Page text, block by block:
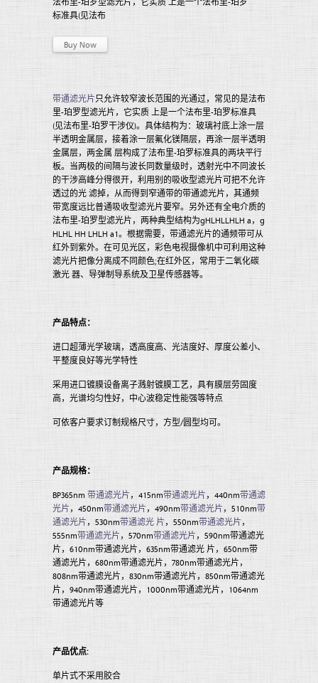
标准具(见法布
Buy Now
带通滤光片只允许较窄波长范围的光通过，常见的是法布
里-珀罗型滤光片，它实质 上是一个法布里-珀罗标准具
(见法布里-珀罗干涉仪)。具体结构为：玻璃衬底上涂一层
半透明金属层，接着涂一层氟化镁隔层，再涂一层半透明
金属层，两金属 层构成了法布里-珀罗标准具的两块平行
板。当两极的间隔与波长同数量级时，透射光中不同波长
的干涉高峰分得很开，利用别的吸收型滤光片可把不允许
透过的光 滤掉，从而得到窄通带的带通滤光片，其通频
带宽度远比普通吸收型滤光片要窄。另外还有全电介质的
法布里-珀罗型滤光片，两种典型结构为gHLHLLHLH a，g
HLHL HH LHLH a1。根据需要，带通滤光片的通频带可从
红外到紫外。在可见光区，彩色电视摄像机中可利用这种
滤光片把像分离成不同颜色;在红外区，常用于二氧化碳
激光 器、导弹制导系统及卫星传感器等。
产品特点：
进口超薄光学玻璃，透高度高、光洁度好、厚度公差小、
平整度良好等光学特性
采用进口镀膜设备离子溅射镀膜工艺，具有膜层劳固度
高，光谱均匀性好，中心波稳定性能强等特点
可依客户要求订制规格尺寸，方型/圆型均可。
产品规格：
BP365nm 带通滤光片，415nm带通滤光片，440nm带通滤
光片，450nm带通滤光片，490nm带通滤光片，510nm带
通滤光片，530nm带通滤光 片，550nm带通滤光片，
555nm带通滤光片，570nm带通滤光片，590nm带通滤光
片，610nm带通滤光片，635nm带通滤光 片，650nm带
通滤光片，680nm带通滤光片，780nm带通滤光片，
808nm带通滤光片，830nm带通滤光片，850nm带通滤光
片，940nm带通滤光片，1000nm带通滤光片，1064nm
带通滤光片等
产品优点:
单片式不采用胶合